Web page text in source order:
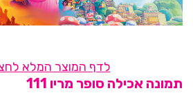
לדף המוצר המלא
תמונה אכילה סופר מריו 111